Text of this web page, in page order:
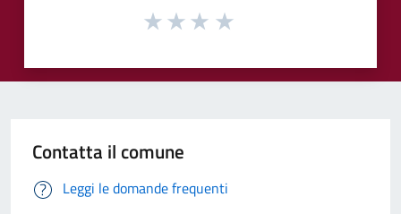
Contatta il comune
Leggi le domande frequenti